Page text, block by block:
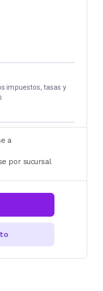
impuestos, tasas y
a
por sucursal